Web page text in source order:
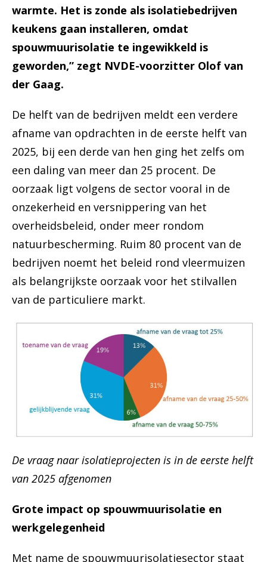
warmte. Het is zonde als isolatiebedrijven
keukens gaan installeren, omdat
spouwmuurisolatie te ingewikkeld is
geworden,” zegt NVDE-voorzitter Olof van
der Gaag.
De helft van de bedrijven meldt een verdere
afname van opdrachten in de eerste helft van
2025, bij een derde van hen ging het zelfs om
een daling van meer dan 25 procent. De
oorzaak ligt volgens de sector vooral in de
onzekerheid en versnippering van het
overheidsbeleid, onder meer rondom
natuurbescherming. Ruim 80 procent van de
bedrijven noemt het beleid rond vleermuizen
als belangrijkste oorzaak voor het stilvallen
van de particuliere markt.
De vraag naar isolatieprojecten is in de eerste helft
van 2025 afgenomen
Grote impact op spouwmuurisolatie en
werkgelegenheid
Met name de spouwmuurisolatiesector staat